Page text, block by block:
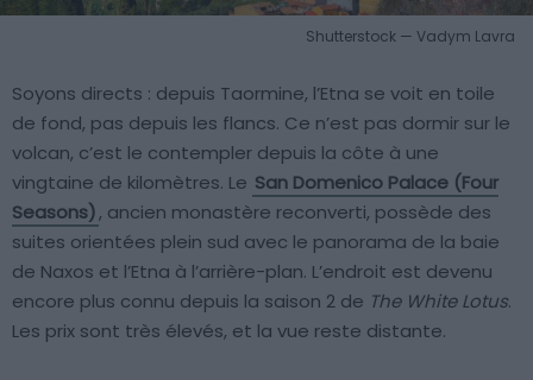
Shutterstock — Vadym Lavra
Soyons directs : depuis Taormine, l’Etna se voit en toile
de fond, pas depuis les flancs. Ce n’est pas dormir sur le
volcan, c’est le contempler depuis la côte à une
vingtaine de kilomètres. Le San Domenico Palace (Four
Seasons), ancien monastère reconverti, possède des
suites orientées plein sud avec le panorama de la baie
de Naxos et l’Etna à l’arrière-plan. L’endroit est devenu
encore plus connu depuis la saison 2 de The White Lotus.
Les prix sont très élevés, et la vue reste distante.